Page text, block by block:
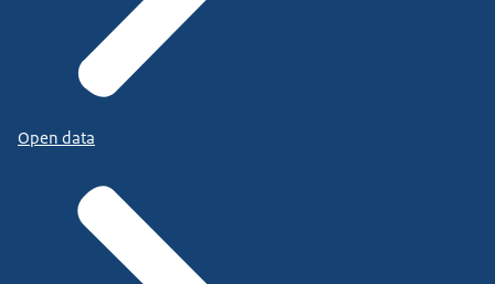
Open data